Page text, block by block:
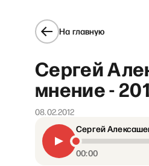
На главную
Сергей
мнение -
08.02.2012
Сергей
00:00